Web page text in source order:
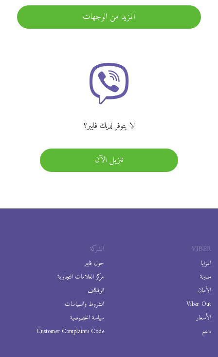
المزيد من الوجهات
لا يتوفر لديك فايبر؟
تنزيل الآن
VIBER
المزايا
مدونة
الأمان
Viber Out
الأسعار
دعم
الشركة
حول فايبر
مركز العلامات التجارية
الوظائف
الشروط والسياسات
سياسة الخصوصية
Customer Complaints Code